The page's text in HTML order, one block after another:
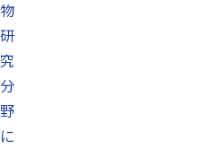
物
研
究
分
野
に